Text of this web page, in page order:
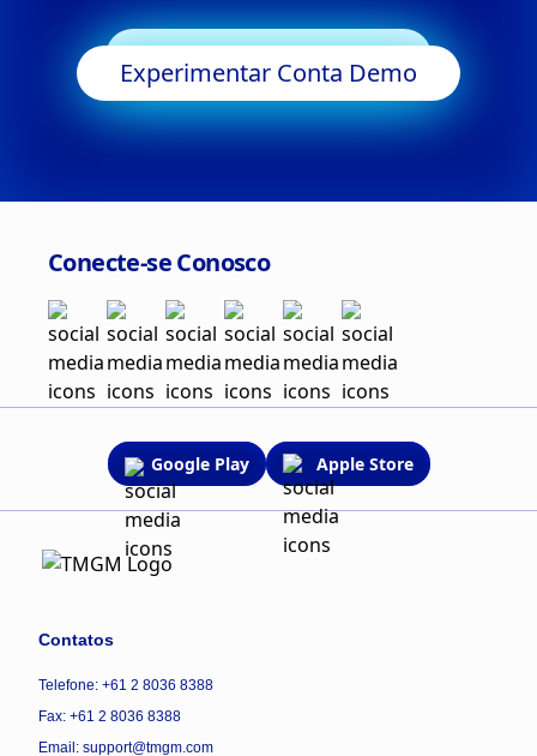
Começar a Negociar
Experimentar Conta Demo
Conecte-se Conosco
Google Play Apple Store
Contatos
Telefone: +61 2 8036 8388
Fax: +61 2 8036 8388
Email: support@tmgm.com